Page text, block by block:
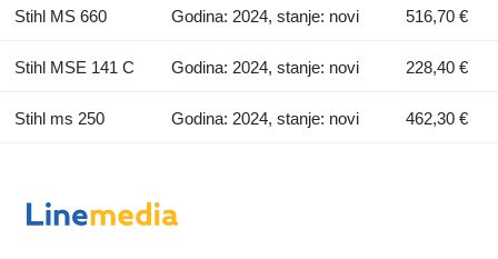
Stihl MS 660 Godina: 2024, stanje: novi 516,70 €
Stihl MSE 141 C Godina: 2024, stanje: novi 228,40 €
Stihl ms 250 Godina: 2024, stanje: novi 462,30 €